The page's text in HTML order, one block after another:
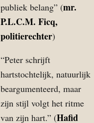
publiek belang” (mr.
P.L.C.M. Ficq,
politierechter)
“Peter schrijft
hartstochtelijk, natuurlijk
beargumenteerd, maar
zijn stijl volgt het ritme
van zijn hart.” (Hafid